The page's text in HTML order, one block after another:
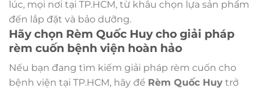
lúc, mọi nơi tại TP.HCM, từ khâu chọn lựa sản phẩm
đến lắp đặt và bảo dưỡng.
Hãy chọn Rèm Quốc Huy cho giải pháp
rèm cuốn bệnh viện hoàn hảo
Nếu bạn đang tìm kiếm giải pháp rèm cuốn cho
bệnh viện tại TP.HCM, hãy để Rèm Quốc Huy trở